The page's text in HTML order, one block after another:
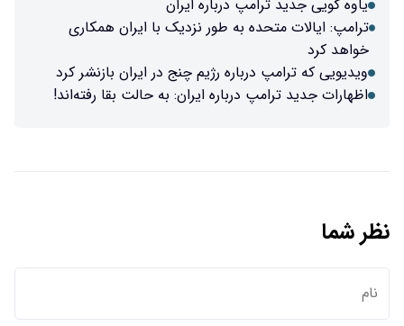
یاوه گویی جدید ترامپ درباره ایران
ترامپ: ایالات متحده به طور نزدیک با ایران همکاری
خواهد کرد
ویدیویی که ترامپ درباره رژیم چنج در ایران بازنشر کرد
اظهارات جدید ترامپ درباره ایران: به حالت بقا رفته‌اند!
نظر شما